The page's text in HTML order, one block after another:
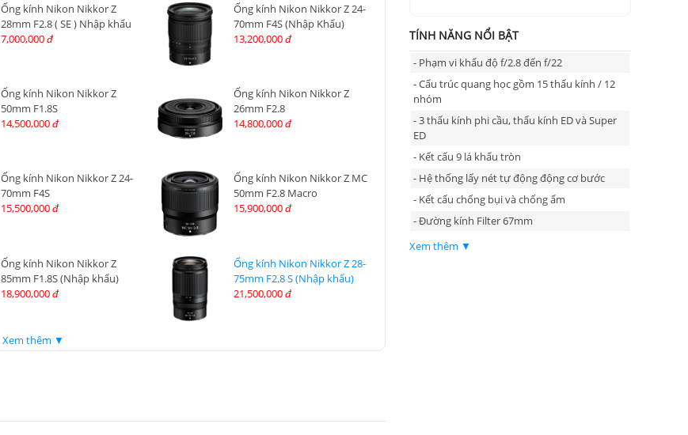
Ống kính Nikon Nikkor Z
28mm F2.8 ( SE ) Nhập khẩu
7,000,000 đ
Ống kính Nikon Nikkor Z 24-
70mm F4S (Nhập Khẩu)
13,200,000 đ
Ống kính Nikon Nikkor Z
50mm F1.8S
14,500,000 đ
Ống kính Nikon Nikkor Z
26mm F2.8
14,800,000 đ
Ống kính Nikon Nikkor Z 24-
70mm F4S
15,500,000 đ
Ống kính Nikon Nikkor Z MC
50mm F2.8 Macro
15,900,000 đ
Ống kính Nikon Nikkor Z
85mm F1.8S (Nhập khẩu)
18,900,000 đ
Ống kính Nikon Nikkor Z 28-
75mm F2.8 S (Nhập khẩu)
21,500,000 đ
Xem thêm ▼
TÍNH NĂNG NỔI BẬT
- Phạm vi khẩu độ f/2.8 đến f/22
- Cấu trúc quang học gồm 15 thấu kính / 12
nhóm
- 3 thấu kính phi cầu, thấu kính ED và Super
ED
- Kết cấu 9 lá khẩu tròn
- Hệ thống lấy nét tự động động cơ bước
- Kết cấu chống bụi và chống ẩm
- Đường kính Filter 67mm
Xem thêm ▼